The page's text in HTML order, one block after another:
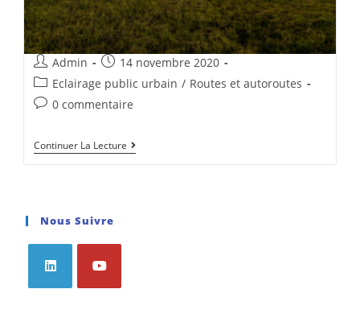
Admin
14 novembre 2020
Eclairage public urbain / Routes et autoroutes
0 commentaire
Continuer La Lecture
Nous Suivre